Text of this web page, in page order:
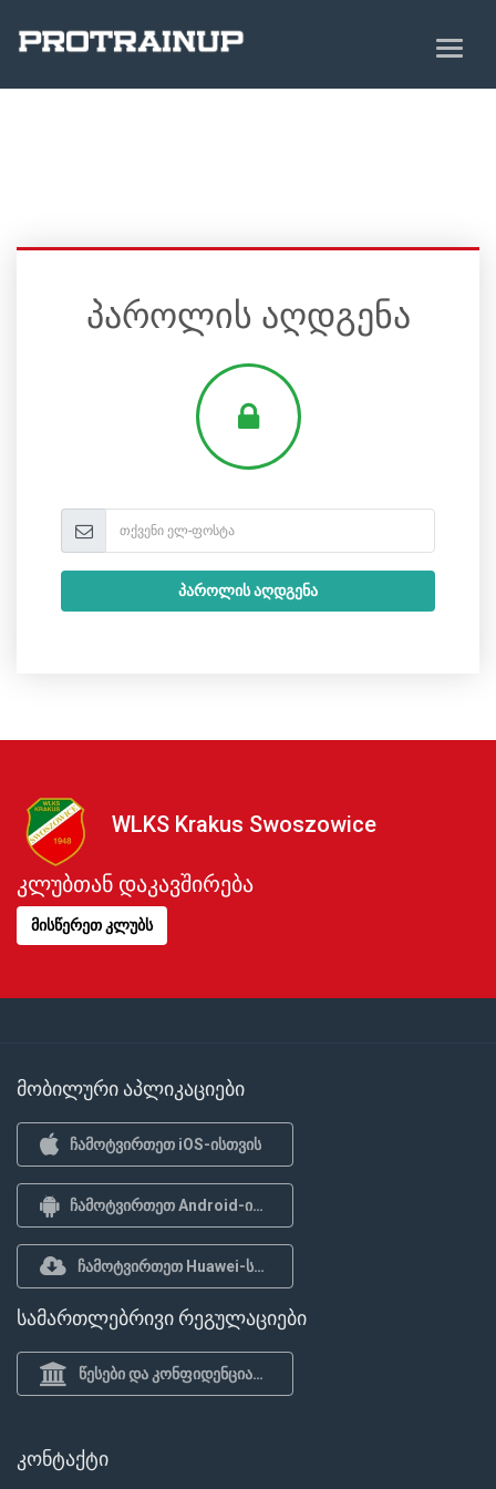
პაროლის აღდგენა
პაროლის აღდგენა
WLKS Krakus Swoszowice
კლუბთან დაკავშირება
მისწერეთ კლუბს
მობილური აპლიკაციები
ჩამოტვირთეთ iOS-ისთვის
ჩამოტვირთეთ Android-ისთვის
ჩამოტვირთეთ Huawei-სთვის
სამართლებრივი რეგულაციები
წესები და კონფიდენციალურობის პოლიტიკა
კონტაქტი